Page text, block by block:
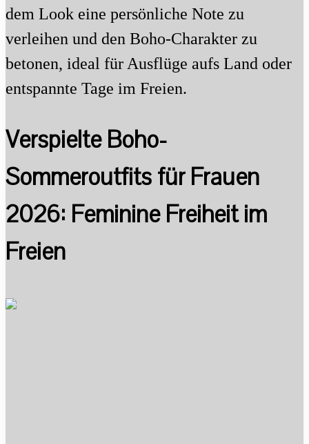
dem Look eine persönliche Note zu
verleihen und den Boho-Charakter zu
betonen, ideal für Ausflüge aufs Land oder
entspannte Tage im Freien.
Verspielte Boho-
Sommeroutfits für Frauen
2026: Feminine Freiheit im
Freien